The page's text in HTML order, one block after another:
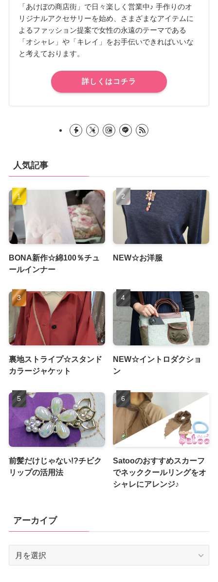
「あけぼの商店街」で日々楽しく営業中♪ 手作りのオ
リジナルアクセサリーを始め、さまざまなアイテムに
よるファッション提案で女性の永遠のテーマである
「オシャレ」や「キレイ」をお手伝いできればいいな
と考えております。
詳しくはコチラ
人気記事
BONA新作☆綿100％チュ
ールインナー
NEW☆お洋服
裏地ストライプ☆スタンド
カラージャケット
NEW☆イントロダクショ
ン
前髪だけじゃない!?チビク
リップの活用法
Satooのおすすめスカーフ
でネッククールリングをオ
シャレにアレンジ♪
アーカイブ